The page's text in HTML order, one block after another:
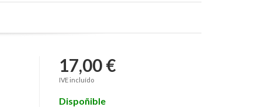
17,00 €
IVE incluído
Dispoñible